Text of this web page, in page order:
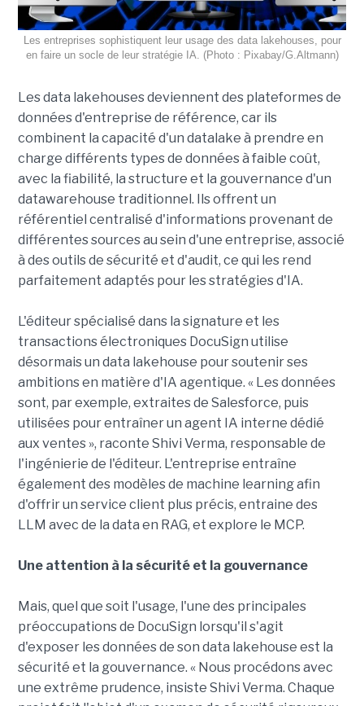
Les entreprises sophistiquent leur usage des data lakehouses, pour
en faire un socle de leur stratégie IA. (Photo : Pixabay/G.Altmann)
Les data lakehouses deviennent des plateformes de
données d'entreprise de référence, car ils
combinent la capacité d'un datalake à prendre en
charge différents types de données à faible coût,
avec la fiabilité, la structure et la gouvernance d'un
datawarehouse traditionnel. Ils offrent un
référentiel centralisé d'informations provenant de
différentes sources au sein d'une entreprise, associé
à des outils de sécurité et d'audit, ce qui les rend
parfaitement adaptés pour les stratégies d'IA.
L'éditeur spécialisé dans la signature et les
transactions électroniques DocuSign utilise
désormais un data lakehouse pour soutenir ses
ambitions en matière d'IA agentique. « Les données
sont, par exemple, extraites de Salesforce, puis
utilisées pour entraîner un agent IA interne dédié
aux ventes », raconte Shivi Verma, responsable de
l'ingénierie de l'éditeur. L'entreprise entraîne
également des modèles de machine learning afin
d'offrir un service client plus précis, entraine des
LLM avec de la data en RAG, et explore le MCP.
Une attention à la sécurité et la gouvernance
Mais, quel que soit l'usage, l'une des principales
préoccupations de DocuSign lorsqu'il s'agit
d'exposer les données de son data lakehouse est la
sécurité et la gouvernance. « Nous procédons avec
une extrême prudence, insiste Shivi Verma. Chaque